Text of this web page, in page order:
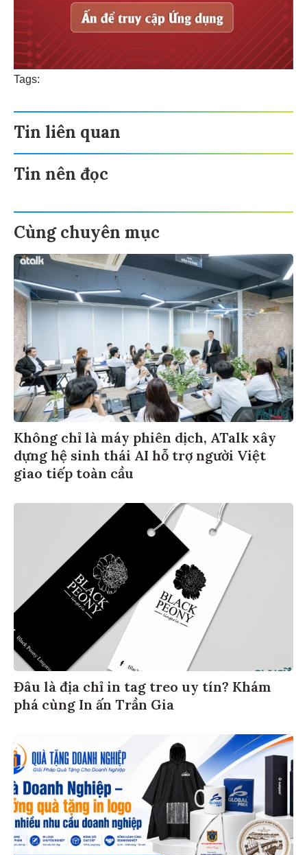
Tags:
Tin liên quan
Tin nên đọc
Cùng chuyên mục
Không chỉ là máy phiên dịch, ATalk xây
dựng hệ sinh thái AI hỗ trợ người Việt
giao tiếp toàn cầu
Đâu là địa chỉ in tag treo uy tín? Khám
phá cùng In ấn Trần Gia